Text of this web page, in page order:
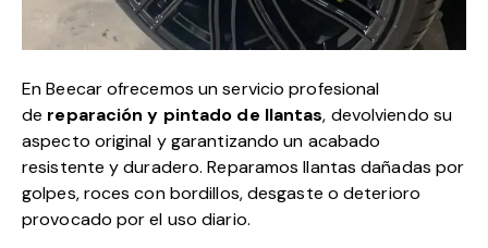
En Beecar ofrecemos un servicio profesional
de reparación y pintado de llantas, devolviendo su
aspecto original y garantizando un acabado
resistente y duradero. Reparamos llantas dañadas por
golpes, roces con bordillos, desgaste o deterioro
provocado por el uso diario.